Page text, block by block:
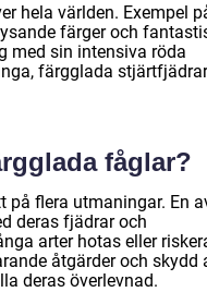
hela världen. Exempel
färger och
med sin intensiva röda
färgglada
fåglar?
flera utmaningar. En
deras fjädrar och
arter hotas eller
åtgärder och skydd
deras överlevnad.